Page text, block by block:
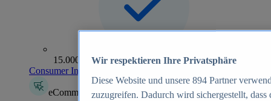
15.000+ Marken
Consumer Insights entdecken
eCommerce Insights
Wir respektieren Ihre Privatsphäre
Diese Website und unsere 894 Partner
zuzugreifen. Dadurch wird sichergestellt,